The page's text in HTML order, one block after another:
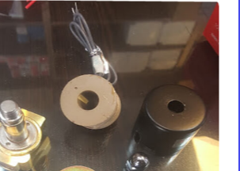
DigiArzanSara
DigiArzanSara
DigiArzanSara